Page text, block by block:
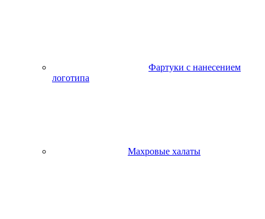
Фартуки с нанесением
логотипа
Махровые халаты